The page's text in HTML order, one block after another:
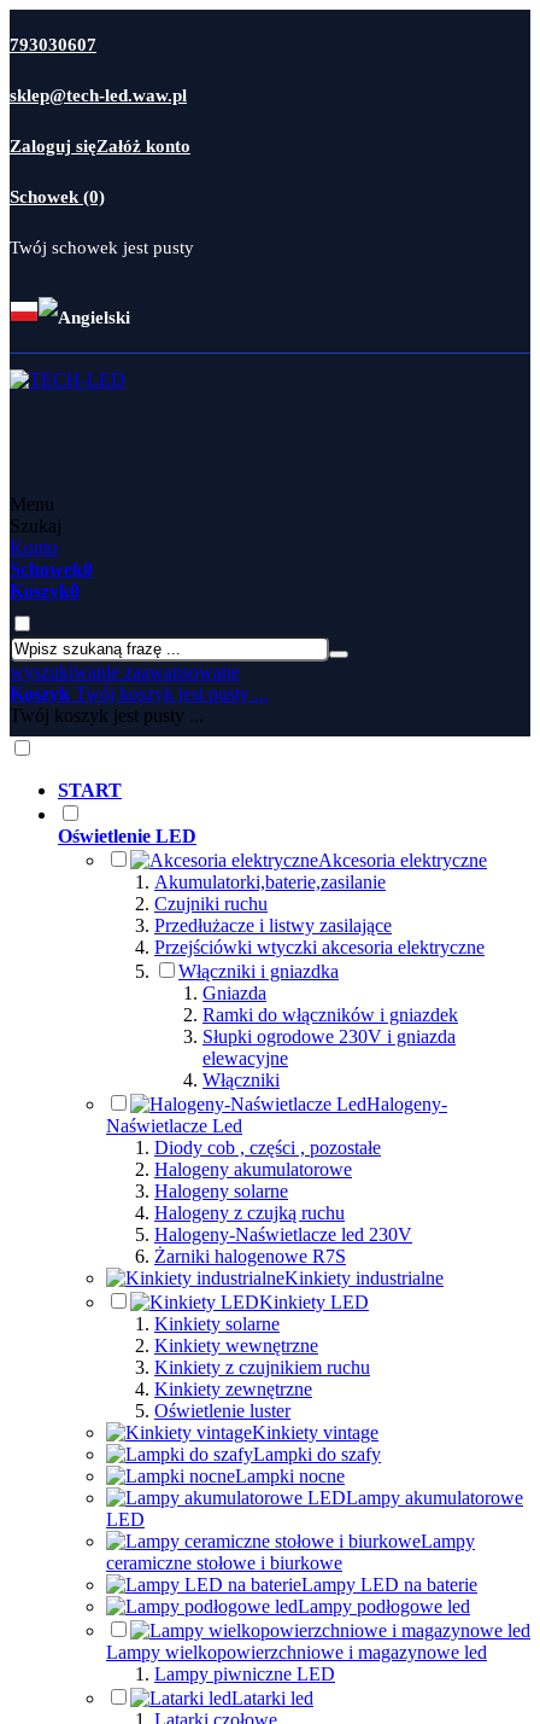
793030607
sklep@tech-led.waw.pl
Zaloguj sięZałóż konto
Schowek (0)
Twój schowek jest pusty
Menu
Szukaj
Konto
Schowek0
Koszyk0
wyszukiwanie zaawansowane
Koszyk Twój koszyk jest pusty ...
Twój koszyk jest pusty ...
START
Oświetlenie LED
Akcesoria elektryczne
Akumulatorki,baterie,zasilanie
Czujniki ruchu
Przedłużacze i listwy zasilające
Przejściówki wtyczki akcesoria elektryczne
Włączniki i gniazdka
Gniazda
Ramki do włączników i gniazdek
Słupki ogrodowe 230V i gniazda
elewacyjne
Włączniki
Halogeny-
Naświetlacze Led
Diody cob , części , pozostałe
Halogeny akumulatorowe
Halogeny solarne
Halogeny z czujką ruchu
Halogeny-Naświetlacze led 230V
Żarniki halogenowe R7S
Kinkiety industrialne
Kinkiety LED
Kinkiety solarne
Kinkiety wewnętrzne
Kinkiety z czujnikiem ruchu
Kinkiety zewnętrzne
Oświetlenie luster
Kinkiety vintage
Lampki do szafy
Lampki nocne
Lampy akumulatorowe
LED
Lampy
ceramiczne stołowe i biurkowe
Lampy LED na baterie
Lampy podłogowe led
Lampy wielkopowierzchniowe i magazynowe led
Lampy piwniczne LED
Latarki led
Latarki czołowe